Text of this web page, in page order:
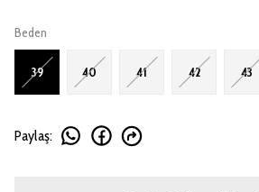
Beden
39 40 41 42 43
Paylaş: